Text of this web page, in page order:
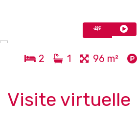
2 1 96 m²
Visite virtuelle